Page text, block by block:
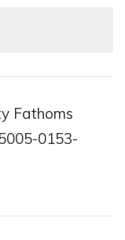
Fathoms
0153-